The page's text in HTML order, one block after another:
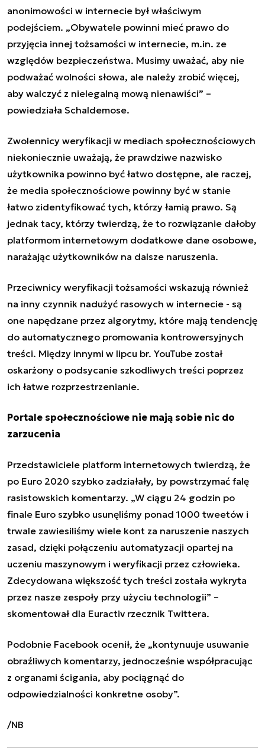
anonimowości w internecie był właściwym
podejściem. „Obywatele powinni mieć prawo do
przyjęcia innej tożsamości w internecie, m.in. ze
względów bezpieczeństwa. Musimy uważać, aby nie
podważać wolności słowa, ale należy zrobić więcej,
aby walczyć z nielegalną mową nienawiści” –
powiedziała Schaldemose.
Zwolennicy weryfikacji w mediach społecznościowych
niekoniecznie uważają, że prawdziwe nazwisko
użytkownika powinno być łatwo dostępne, ale raczej,
że media społecznościowe powinny być w stanie
łatwo zidentyfikować tych, którzy łamią prawo. Są
jednak tacy, którzy twierdzą, że to rozwiązanie dałoby
platformom internetowym dodatkowe dane osobowe,
narażając użytkowników na dalsze naruszenia.
Przeciwnicy weryfikacji tożsamości wskazują również
na inny czynnik nadużyć rasowych w internecie - są
one napędzane przez algorytmy, które mają tendencję
do automatycznego promowania kontrowersyjnych
treści. Między innymi w lipcu br. YouTube został
oskarżony o podsycanie szkodliwych treści poprzez
ich łatwe rozprzestrzenianie.
Portale społecznościowe nie mają sobie nic do
zarzucenia
Przedstawiciele platform internetowych twierdzą, że
po Euro 2020 szybko zadziałały, by powstrzymać falę
rasistowskich komentarzy. „W ciągu 24 godzin po
finale Euro szybko usunęliśmy ponad 1000 tweetów i
trwale zawiesiliśmy wiele kont za naruszenie naszych
zasad, dzięki połączeniu automatyzacji opartej na
uczeniu maszynowym i weryfikacji przez człowieka.
Zdecydowana większość tych treści została wykryta
przez nasze zespoły przy użyciu technologii” –
skomentował dla Euractiv rzecznik Twittera.
Podobnie Facebook ocenił, że „kontynuuje usuwanie
obraźliwych komentarzy, jednocześnie współpracując
z organami ścigania, aby pociągnąć do
odpowiedzialności konkretne osoby”.
/NB